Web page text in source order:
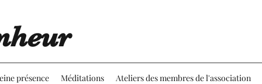
présence Méditations Ateliers des membres de l'association